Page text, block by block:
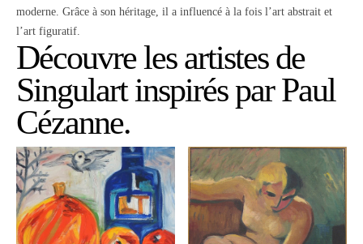
moderne. Grâce à son héritage, il a influencé à la fois l’art abstrait et
l’art figuratif.
Découvre les artistes de
Singulartinspirés par Paul
Cézanne.